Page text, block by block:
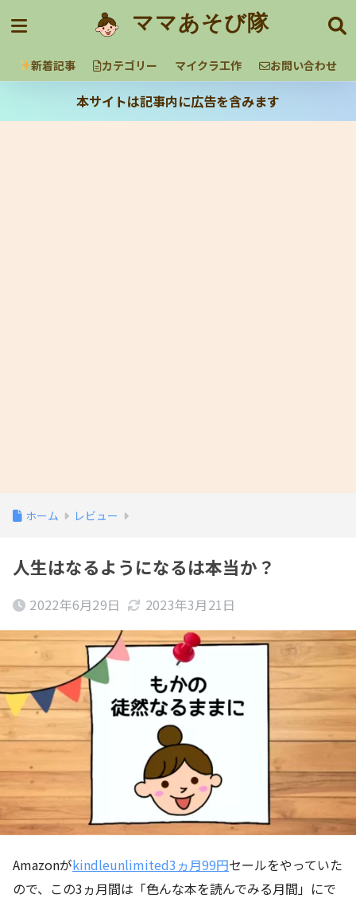
ママあそび隊
新着記事 カテゴリー マイクラ工作 お問い合わせ
本サイトは記事内に広告を含みます
ホーム レビュー
人生はなるようになるは本当か？
2022年6月29日 2023年3月21日
Amazonがkindleunlimited3ヵ月99円セールをやっていた
ので、この3ヵ月間は「色んな本を読んでみる月間」にで